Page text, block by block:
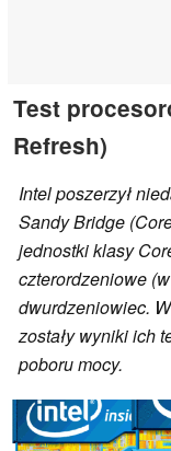
Test
Refresh)
Intel poszerzył
Sandy Bridge
jednostki klasy
czterordzeniowe
dwurdzeniowiec.
zostały wyniki ich
poboru mocy.